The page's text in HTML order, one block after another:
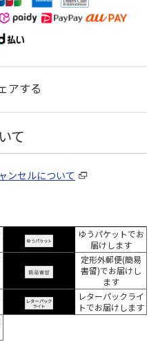
アする
て
ンセルについて
ゆうパケットでお
届けします
定形外郵便(簡易
書留)でお届けし
ます
レターパックライ
トでお届けします